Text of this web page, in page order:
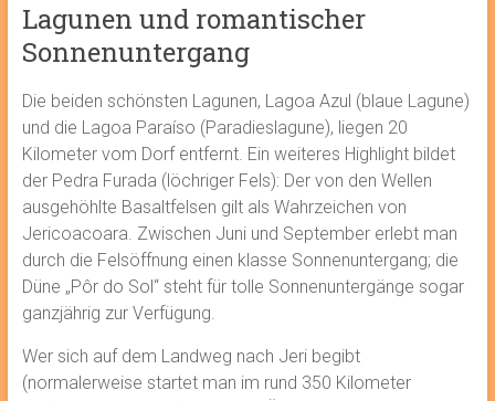
Lagunen und romantischer
Sonnenuntergang
Die beiden schönsten Lagunen, Lagoa Azul (blaue Lagune)
und die Lagoa Paraíso (Paradieslagune), liegen 20
Kilometer vom Dorf entfernt. Ein weiteres Highlight bildet
der Pedra Furada (löchriger Fels): Der von den Wellen
ausgehöhlte Basaltfelsen gilt als Wahrzeichen von
Jericoacoara. Zwischen Juni und September erlebt man
durch die Felsöffnung einen klasse Sonnenuntergang; die
Düne „Pôr do Sol“ steht für tolle Sonnenuntergänge sogar
ganzjährig zur Verfügung.
Wer sich auf dem Landweg nach Jeri begibt
(normalerweise startet man im rund 350 Kilometer